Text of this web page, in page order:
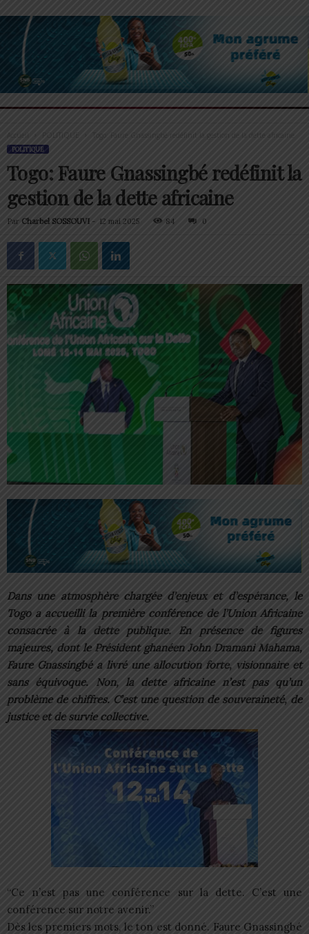
Accueil POLITIQUE Togo: Faure Gnassingbé redéfinit la gestion de la dette africaine
POLITIQUE
Togo: Faure Gnassingbé redéfinit la
gestion de la dette africaine
Par Charbel SOSSOUVI - 12 mai 2025 84 0
Dans une atmosphère chargée d’enjeux et d’espérance, le
Togo a accueilli la première conférence de l’Union Africaine
consacrée à la dette publique. En présence de figures
majeures, dont le Président ghanéen John Dramani Mahama,
Faure Gnassingbé a livré une allocution forte, visionnaire et
sans équivoque. Non, la dette africaine n’est pas qu’un
problème de chiffres. C’est une question de souveraineté, de
justice et de survie collective.
“Ce n’est pas une conférence sur la dette. C’est une
conférence sur notre avenir.”
Dès les premiers mots, le ton est donné. Faure Gnassingbé